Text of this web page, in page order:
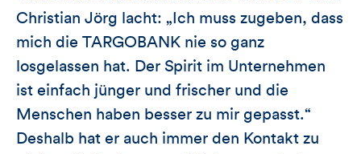
Christian Jörg lacht: „Ich muss zugeben, dass
mich die TARGOBANK nie so ganz
losgelassen hat. Der Spirit im Unternehmen
ist einfach jünger und frischer und die
Menschen haben besser zu mir gepasst.“
Deshalb hat er auch immer den Kontakt zu